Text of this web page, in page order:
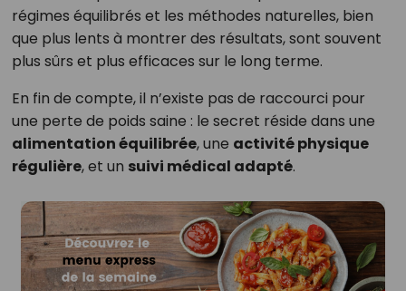
régimes équilibrés et les méthodes naturelles, bien
que plus lents à montrer des résultats, sont souvent
plus sûrs et plus efficaces sur le long terme.
En fin de compte, il n’existe pas de raccourci pour
une perte de poids saine : le secret réside dans une
alimentation équilibrée, une activité physique
régulière, et un suivi médical adapté.